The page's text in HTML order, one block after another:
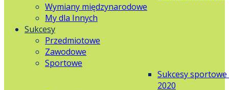
Wymiany międzynarodowe
My dla Innych
Sukcesy
Przedmiotowe
Zawodowe
Sportowe
Sukcesy sportowe
2020